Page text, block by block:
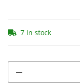
7 In stock